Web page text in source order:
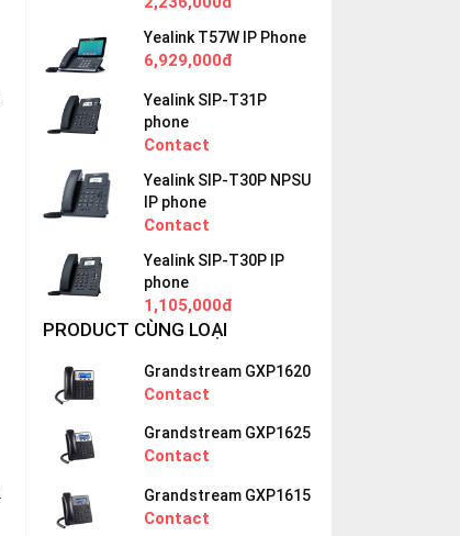
Yealink T57W IP Phone
6,929,000đ
Yealink SIP-T31P
phone
Contact
Yealink SIP-T30P NPSU
IP phone
Contact
Yealink SIP-T30P IP
phone
1,105,000đ
PRODUCT CÙNG LOẠI
Grandstream GXP1620
Contact
Grandstream GXP1625
Contact
Grandstream GXP1615
Contact